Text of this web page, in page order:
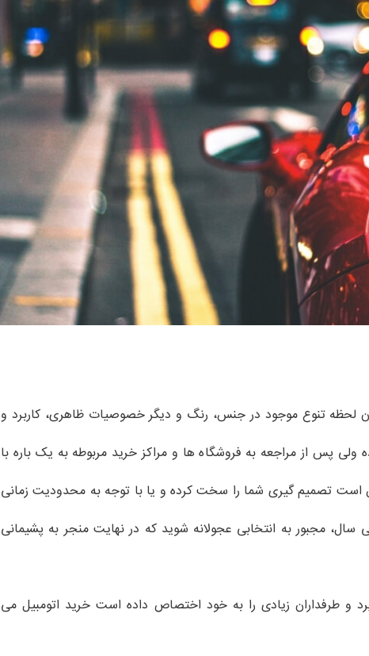
لحظه تنوع موجود در جنس، رنگ و دیگر خصوصیات ظاهری، کاربرد و
ولی پس از مراجعه به فروشگاه ها و مراکز خرید مربوطه به یک باره با
است تصمیم گیری شما را سخت کرده و یا با توجه به محدودیت زمانی
سال، مجبور به انتخابی عجولانه شوید که در نهایت منجر به پشیمانی
و طرفداران زیادی را به خود اختصاص داده است خرید اتومبیل می